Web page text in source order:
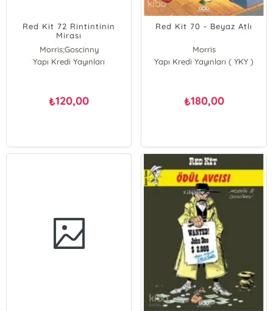
Red Kit 72 Rintintinin
Mirası
Morris;Goscinny
Morris
Yapı Kredi Yayınları
₺120,00
Red Kit 70 - Beyaz Atlı
Morris
Goscinny
Yapı Kredi Yayınları ( YKY )
₺180,00